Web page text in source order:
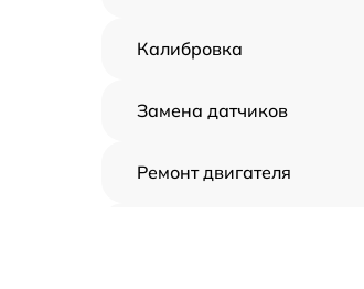
Калибровка
Замена датчиков
Ремонт двигателя